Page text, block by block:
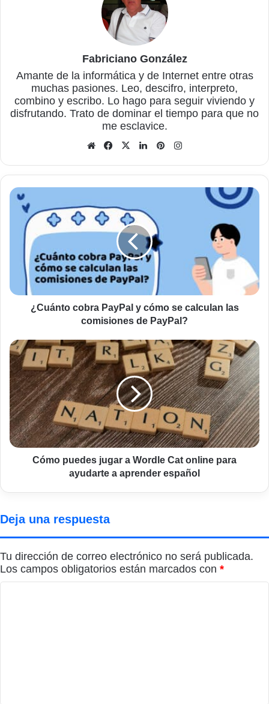
Fabriciano González
Amante de la informática y de Internet entre otras
muchas pasiones. Leo, descifro, interpreto,
combino y escribo. Lo hago para seguir viviendo y
disfrutando. Trato de dominar el tiempo para que no
me esclavice.
Sitio
Facebook
X LinkedInPinterest
¿Cuánto
cobra
PayPal
cómo
calculan
comisiones
¿Cuánto cobra PayPal y cómo se calculan las
comisiones de PayPal?
Cómo
puedes
jugar
a
Wordle
Cat
online
para
ayudarte
Cómo puedes jugar a Wordle Cat online para
ayudarte a aprender español
Deja una respuesta
Tu dirección de correo electrónico no será publicada.
Los campos obligatorios están marcados con *